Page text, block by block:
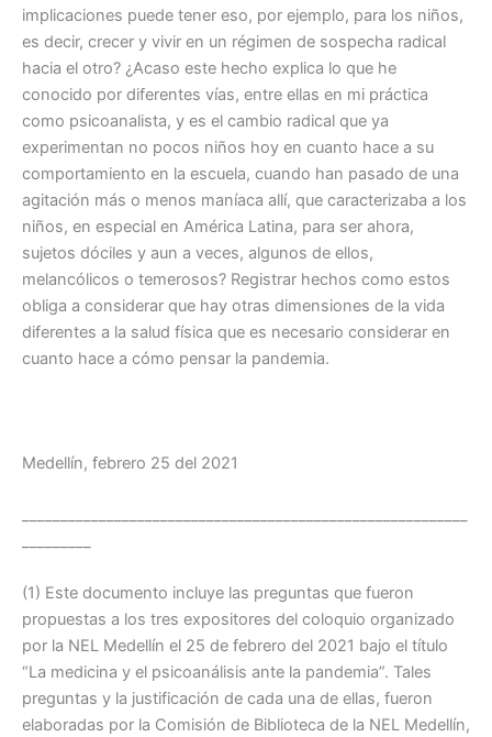
implicaciones puede tener eso, por ejemplo, para los niños,
es decir, crecer y vivir en un régimen de sospecha radical
hacia el otro? ¿Acaso este hecho explica lo que he
conocido por diferentes vías, entre ellas en mi práctica
como psicoanalista, y es el cambio radical que ya
experimentan no pocos niños hoy en cuanto hace a su
comportamiento en la escuela, cuando han pasado de una
agitación más o menos maníaca allí, que caracterizaba a los
niños, en especial en América Latina, para ser ahora,
sujetos dóciles y aun a veces, algunos de ellos,
melancólicos o temerosos? Registrar hechos como estos
obliga a considerar que hay otras dimensiones de la vida
diferentes a la salud física que es necesario considerar en
cuanto hace a cómo pensar la pandemia.
Medellín, febrero 25 del 2021
(1) Este documento incluye las preguntas que fueron
propuestas a los tres expositores del coloquio organizado
por la NEL Medellín el 25 de febrero del 2021 bajo el título
“La medicina y el psicoanálisis ante la pandemia”. Tales
preguntas y la justificación de cada una de ellas, fueron
elaboradas por la Comisión de Biblioteca de la NEL Medellín,